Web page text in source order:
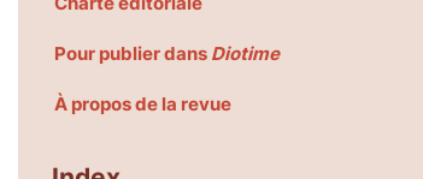
Pour publier dans Diotime
À propos de la revue